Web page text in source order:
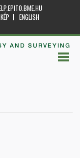
ENGLISH
AND SURVEYING